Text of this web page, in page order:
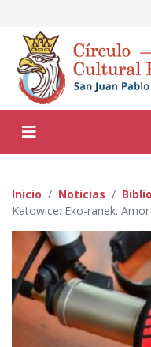
Inicio Noticias
Katowice: Eko-ranek.